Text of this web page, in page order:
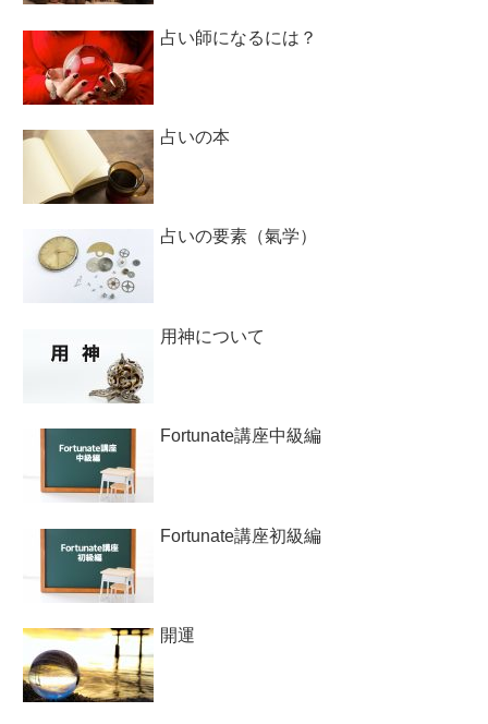
占い師になるには？
占いの本
占いの要素（氣学）
用神について
Fortunate講座中級編
Fortunate講座初級編
開運